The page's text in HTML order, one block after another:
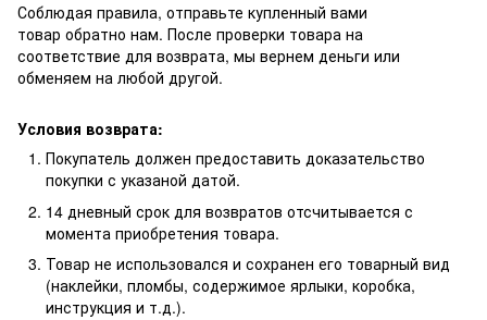
Соблюдая правила, отправьте купленный вами
товар обратно нам. После проверки товара на
соответствие для возврата, мы вернем деньги или
обменяем на любой другой.
Условия возврата:
Покупатель должен предоставить доказательство
покупки с указаной датой.
14 дневный срок для возвратов отсчитывается с
момента приобретения товара.
Товар не использовался и сохранен его товарный вид
(наклейки, пломбы, содержимое ярлыки, коробка,
инструкция и т.д.).